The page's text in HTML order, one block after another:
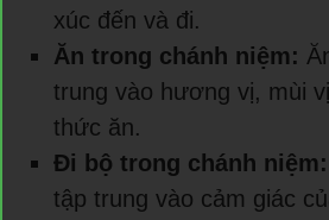
xúc đến và đi.
Ăn trong chánh niệm:
trung vào hương vị, mùi
thức ăn.
Đi bộ trong chánh niệm:
tập trung vào cảm giác